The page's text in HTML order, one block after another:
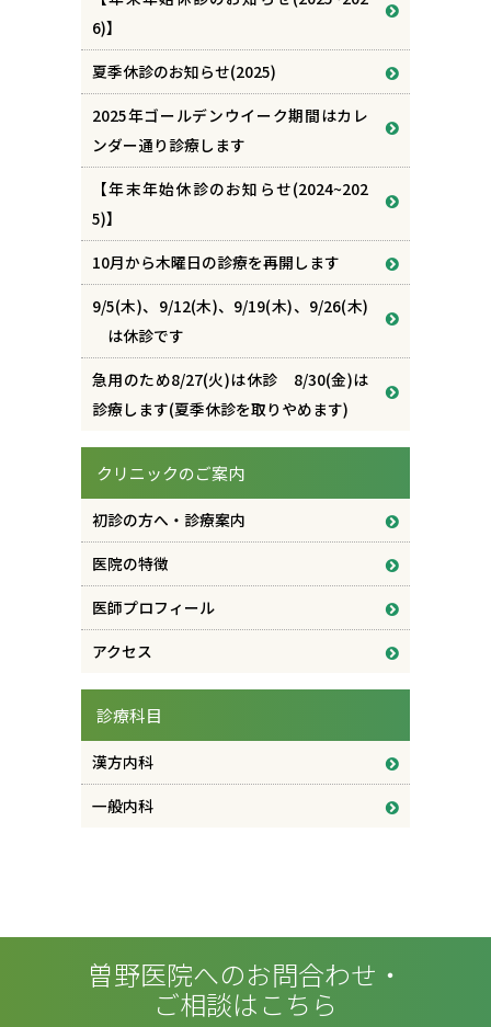
6)】
夏季休診のお知らせ(2025)
2025年ゴールデンウイーク期間はカレ
ンダー通り診療します
【年末年始休診のお知らせ(2024~202
5)】
10月から木曜日の診療を再開します
9/5(木)、9/12(木)、9/19(木)、9/26(木)
は休診です
急用のため8/27(火)は休診 8/30(金)は
診療します(夏季休診を取りやめます)
クリニックのご案内
初診の方へ・診療案内
医院の特徴
医師プロフィール
アクセス
診療科目
漢方内科
一般内科
曽野医院へのお問合わせ・
ご相談はこちら